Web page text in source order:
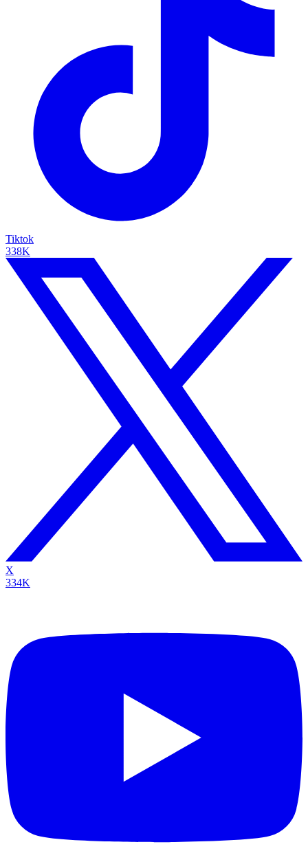
Tiktok
338K
X
334K